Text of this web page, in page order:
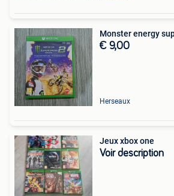
Monster energy
€ 9,00
Herseaux
Jeux xbox one
Voir description